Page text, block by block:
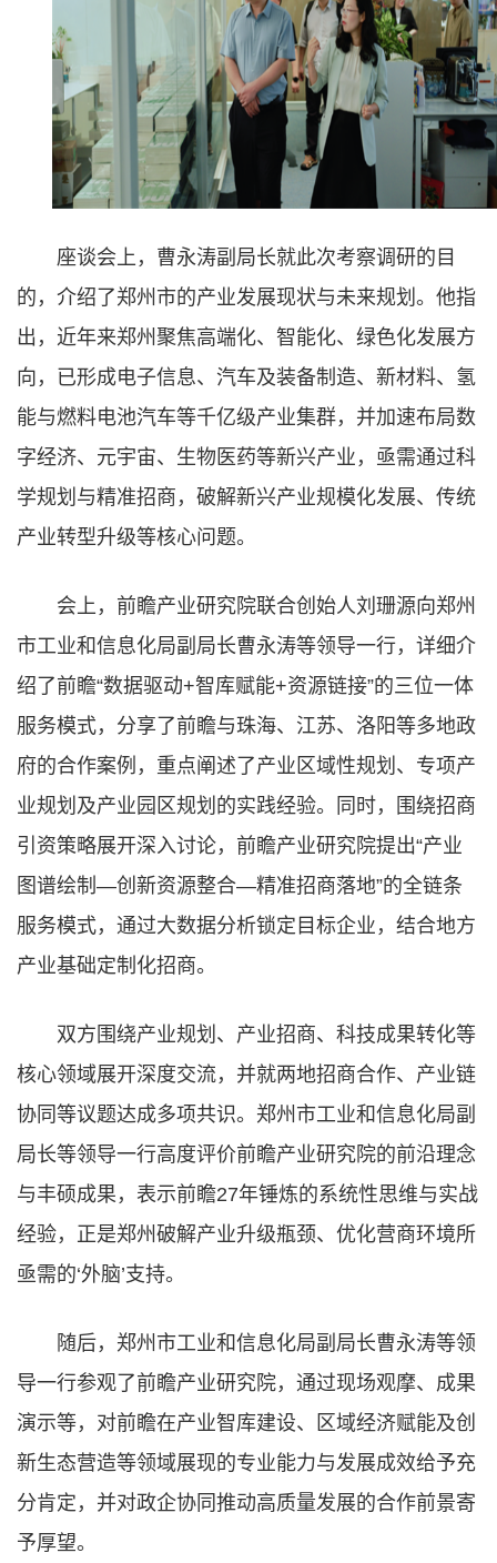
座谈会上，曹永涛副局长就此次考察调研的目
的，介绍了郑州市的产业发展现状与未来规划。他指
出，近年来郑州聚焦高端化、智能化、绿色化发展方
向，已形成电子信息、汽车及装备制造、新材料、氢
能与燃料电池汽车等千亿级产业集群，并加速布局数
字经济、元宇宙、生物医药等新兴产业，亟需通过科
学规划与精准招商，破解新兴产业规模化发展、传统
产业转型升级等核心问题。
会上，前瞻产业研究院联合创始人刘珊源向郑州
市工业和信息化局副局长曹永涛等领导一行，详细介
绍了前瞻“数据驱动+智库赋能+资源链接”的三位一体
服务模式，分享了前瞻与珠海、江苏、洛阳等多地政
府的合作案例，重点阐述了产业区域性规划、专项产
业规划及产业园区规划的实践经验。同时，围绕招商
引资策略展开深入讨论，前瞻产业研究院提出“产业
图谱绘制—创新资源整合—精准招商落地”的全链条
服务模式，通过大数据分析锁定目标企业，结合地方
产业基础定制化招商。
双方围绕产业规划、产业招商、科技成果转化等
核心领域展开深度交流，并就两地招商合作、产业链
协同等议题达成多项共识。郑州市工业和信息化局副
局长等领导一行高度评价前瞻产业研究院的前沿理念
与丰硕成果，表示前瞻27年锤炼的系统性思维与实战
经验，正是郑州破解产业升级瓶颈、优化营商环境所
亟需的‘外脑’支持。
随后，郑州市工业和信息化局副局长曹永涛等领
导一行参观了前瞻产业研究院，通过现场观摩、成果
演示等，对前瞻在产业智库建设、区域经济赋能及创
新生态营造等领域展现的专业能力与发展成效给予充
分肯定，并对政企协同推动高质量发展的合作前景寄
予厚望。